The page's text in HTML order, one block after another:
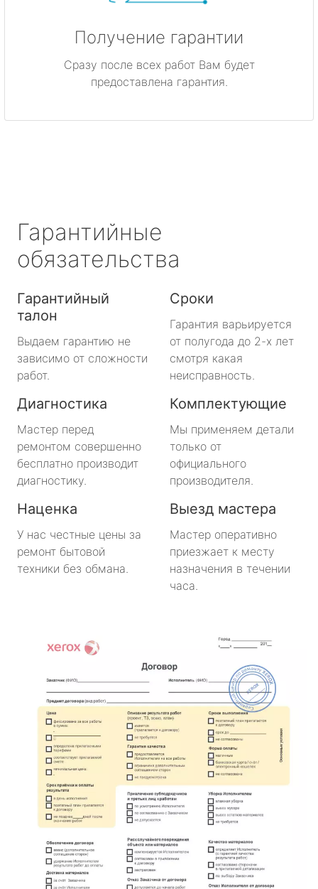
Получение гарантии
Сразу после всех работ Вам будет
предоставлена гарантия.
Гарантийные
обязательства
Гарантийный
талон
Выдаем гарантию не
зависимо от сложности
работ.
Сроки
Гарантия варьируется
от полугода до 2-х лет
смотря какая
неисправность.
Диагностика
Мастер перед
ремонтом совершенно
бесплатно производит
диагностику.
Комплектующие
Мы применяем детали
только от
официального
производителя.
Наценка
У нас честные цены за
ремонт бытовой
техники без обмана.
Выезд мастера
Мастер оперативно
приезжает к месту
назначения в течении
часа.